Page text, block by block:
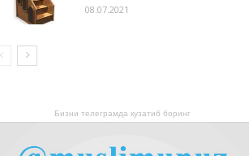
08.07.2021
Бизни телеграмда кузатиб боринг